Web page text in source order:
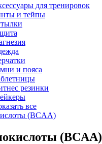
для тренировок
и тейпы
и пояса
резинки
все
(BCAA)
(BCAA)